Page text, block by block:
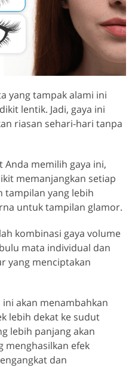
yang tampak alami ini
lentik. Jadi, gaya ini
riasan sehari-hari tanpa
Anda memilih gaya ini,
memanjangkan setiap
tampilan yang lebih
untuk tampilan glamor.
kombinasi gaya volume
mata individual dan
yang menciptakan
ini akan menambahkan
lebih dekat ke sudut
lebih panjang akan
menghasilkan efek
dan